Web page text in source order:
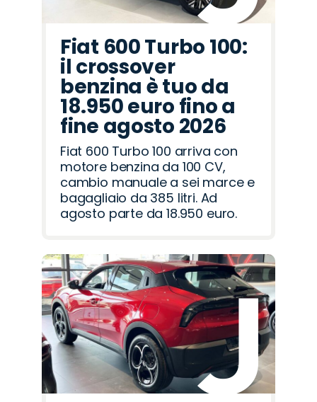
Fiat 600 Turbo 100:
il crossover
benzina è tuo da
18.950 euro fino a
fine agosto 2026
Fiat 600 Turbo 100 arriva con
motore benzina da 100 CV,
cambio manuale a sei marce e
bagagliaio da 385 litri. Ad
agosto parte da 18.950 euro.